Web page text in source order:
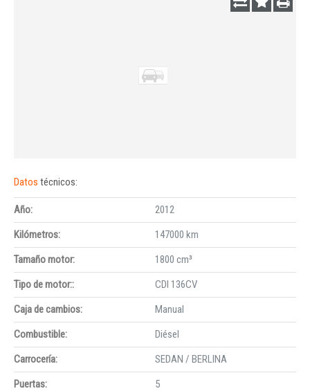
Datos técnicos:
Año:
2012
Kilómetros:
147000 km
Tamaño motor:
1800 cm³
Tipo de motor::
CDI 136CV
Caja de cambios:
Manual
Combustible:
Diésel
Carrocería:
SEDAN / BERLINA
Puertas:
5